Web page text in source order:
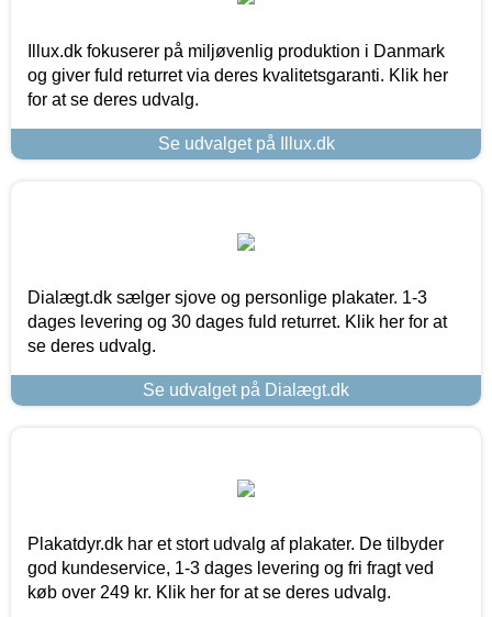
Illux.dk fokuserer på miljøvenlig produktion i Danmark
og giver fuld returret via deres kvalitetsgaranti. Klik her
for at se deres udvalg.
Se udvalget på Illux.dk
Dialægt.dk sælger sjove og personlige plakater. 1-3
dages levering og 30 dages fuld returret. Klik her for at
se deres udvalg.
Se udvalget på Dialægt.dk
Plakatdyr.dk har et stort udvalg af plakater. De tilbyder
god kundeservice, 1-3 dages levering og fri fragt ved
køb over 249 kr. Klik her for at se deres udvalg.